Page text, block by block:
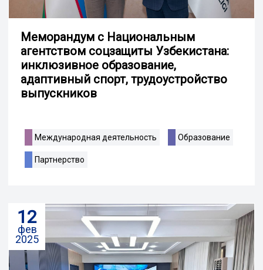
Меморандум с Национальным
агентством соцзащиты Узбекистана:
инклюзивное образование,
адаптивный спорт, трудоустройство
выпускников
Международная деятельность Образование
Партнерство
12
фев
2025